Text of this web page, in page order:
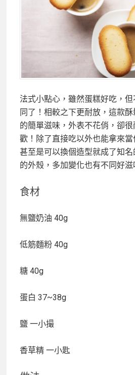
法式小點心，雖然蛋糕好吃，
同了！相較之下更耐放，這款
的簡單滋味，外表不花俏，卻
歡！除了直接吃以外也能拿來當
甚至是可以換個造型就成了知
的外殼，多加變化也有不同好滋
食材
無鹽奶油 40g
低筋麵粉 40g
糖 40g
蛋白 37~38g
鹽 一小撮
香草精 一小匙